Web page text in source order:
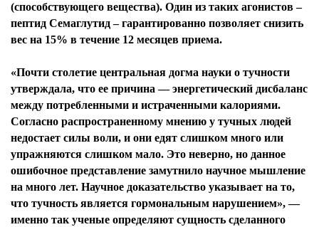
(способствующего вещества). Один из таких агонистов –
пептид Семаглутид – гарантированно позволяет снизить
вес на 15% в течение 12 месяцев приема.
«Почти столетие центральная догма науки о тучности
утверждала, что ее причина — энергетический дисбаланс
между потребленными и истраченными калориями.
Согласно распространенному мнению у тучных людей
недостает силы воли, и они едят слишком много или
упражняются слишком мало. Это неверно, но данное
ошибочное представление замутнило научное мышление
на много лет. Научное доказательство указывает на то,
что тучность является гормональным нарушением», —
именно так ученые определяют сущность сделанного